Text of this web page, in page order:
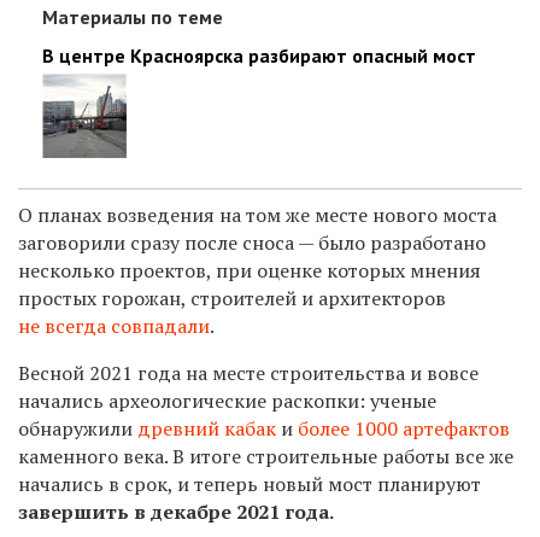
Материалы по теме
В центре Красноярска разбирают опасный мост
О планах возведения на том же месте нового моста
заговорили сразу после сноса — было разработано
несколько проектов, при оценке которых мнения
простых горожан, строителей и архитекторов
не всегда совпадали.
Весной 2021 года на месте строительства и вовсе
начались археологические раскопки: ученые
обнаружили древний кабак и более 1000 артефактов
каменного века. В итоге строительные работы все же
начались в срок, и теперь новый мост планируют
завершить в декабре 2021 года.